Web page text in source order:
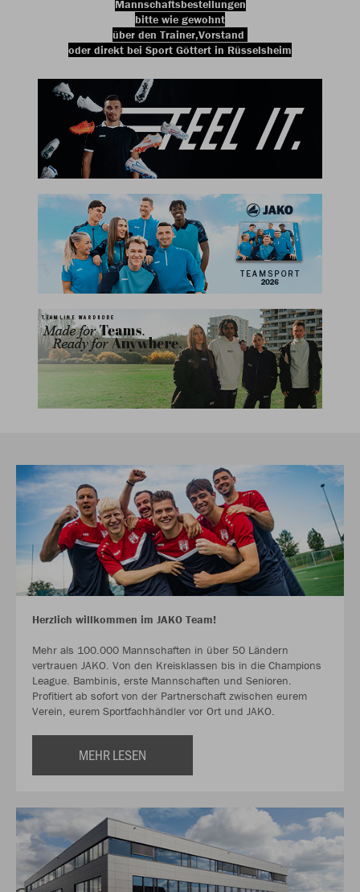
Mannschaftsbestellungen
bitte wie gewohnt
über den Trainer,Vorstand
oder direkt bei Sport Göttert in Rüsselsheim
Herzlich willkommen im JAKO Team!
Mehr als 100.000 Mannschaften in über 50 Ländern
vertrauen JAKO. Von den Kreisklassen bis in die Champions
League. Bambinis, erste Mannschaften und Senioren.
Profitiert ab sofort von der Partnerschaft zwischen eurem
Verein, eurem Sportfachhändler vor Ort und JAKO.
MEHR LESEN